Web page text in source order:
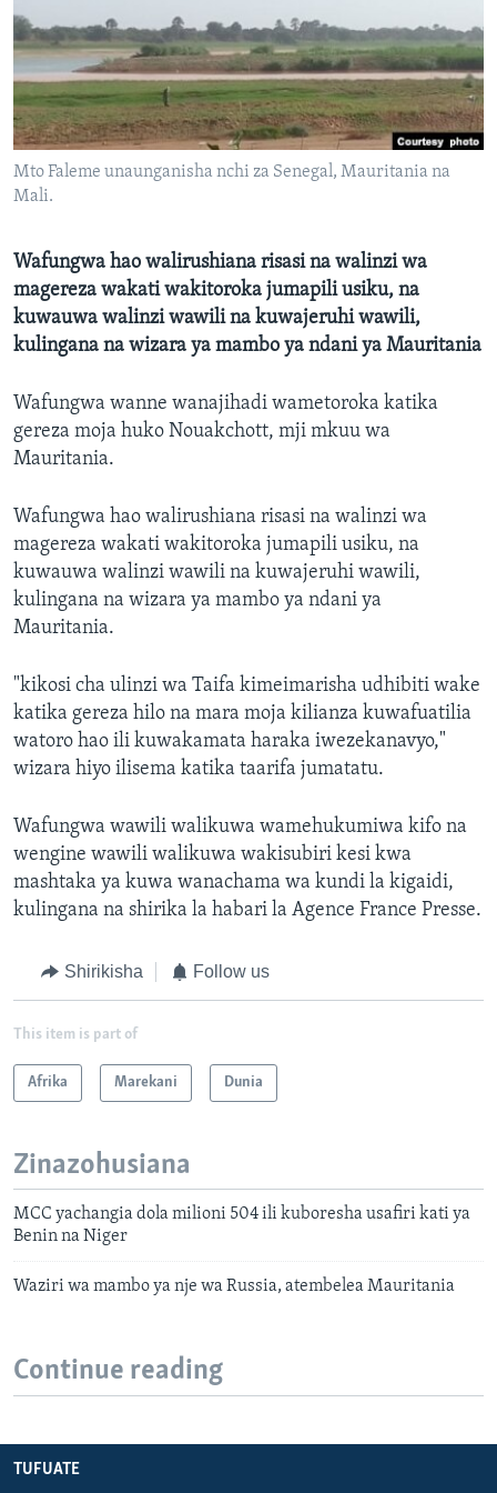
Mto Faleme unaunganisha nchi za Senegal, Mauritania na
Mali.
Wafungwa hao walirushiana risasi na walinzi wa
magereza wakati wakitoroka jumapili usiku, na
kuwauwa walinzi wawili na kuwajeruhi wawili,
kulingana na wizara ya mambo ya ndani ya Mauritania
Wafungwa wanne wanajihadi wametoroka katika
gereza moja huko Nouakchott, mji mkuu wa
Mauritania.
Wafungwa hao walirushiana risasi na walinzi wa
magereza wakati wakitoroka jumapili usiku, na
kuwauwa walinzi wawili na kuwajeruhi wawili,
kulingana na wizara ya mambo ya ndani ya
Mauritania.
"kikosi cha ulinzi wa Taifa kimeimarisha udhibiti wake
katika gereza hilo na mara moja kilianza kuwafuatilia
watoro hao ili kuwakamata haraka iwezekanavyo,"
wizara hiyo ilisema katika taarifa jumatatu.
Wafungwa wawili walikuwa wamehukumiwa kifo na
wengine wawili walikuwa wakisubiri kesi kwa
mashtaka ya kuwa wanachama wa kundi la kigaidi,
kulingana na shirika la habari la Agence France Presse.
Shirikisha Follow us
This item is part of
Afrika Marekani Dunia
Zinazohusiana
MCC yachangia dola milioni 504 ili kuboresha usafiri kati ya
Benin na Niger
Waziri wa mambo ya nje wa Russia, atembelea Mauritania
Continue reading
TUFUATE